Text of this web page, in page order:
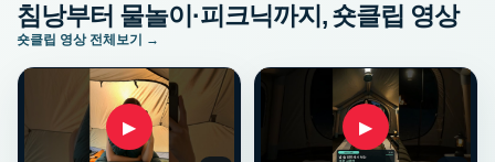
침낭부터 물놀이·피크닉까지, 숏클립 영상
숏클립 영상 전체보기 →
▶ ▶